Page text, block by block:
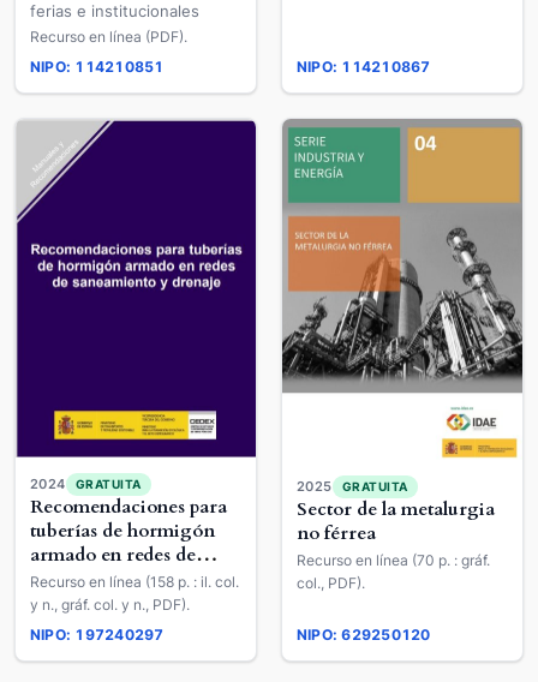
ferias e institucionales
Recurso en línea (PDF).
NIPO: 114210851 NIPO: 114210867
2024 GRATUITA
Recomendaciones para
tuberías de hormigón
armado en redes de
saneamiento y drenaje
Recurso en línea (158 p. : il. col.
y n., gráf. col. y n., PDF).
NIPO: 197240297
2025 GRATUITA
Sector de la metalurgia
no férrea
Recurso en línea (70 p. : gráf.
col., PDF).
NIPO: 629250120